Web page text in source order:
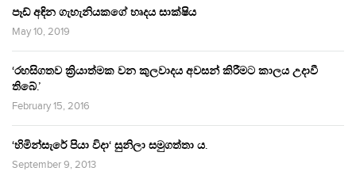
පෑඩ් අඳින ගැහැනියකගේ හෘදය සාක්ෂිය
May 10, 2019
‘රහසිගතව ක්‍රියාත්මක වන කුලවාදය අවසන් කිරීමට කාලය උදාවී
තිබේ.’
February 15, 2016
‘හිමින්සැරේ පියා විදා‘ සුනිලා සමුගත්තා ය.
September 9, 2013